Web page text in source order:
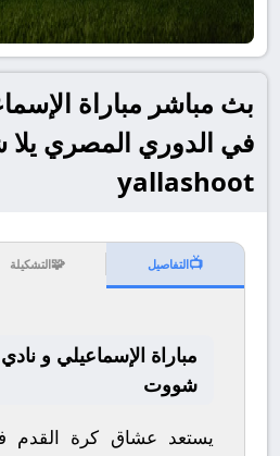
بث مباشر مباراة
في الدوري المصري
yallashoot
📺التفاصيل 🧩التشكيلة
مباراة الإسماعيلي و
شووت
يستعد عشاق كرة القدم